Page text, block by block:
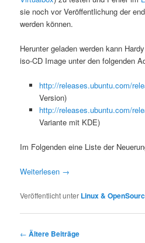
sie noch vor Veröffentlichung der
werden können.
Herunter geladen werden kann
iso-CD Image unter den folgenden
http://releases.ubuntu.com/
Version)
http://releases.ubuntu.com/
Variante mit KDE)
Im Folgenden eine Liste der
Weiterlesen →
Veröffentlicht unter Linux &
Beitragsnavigation
← Ältere Beiträge